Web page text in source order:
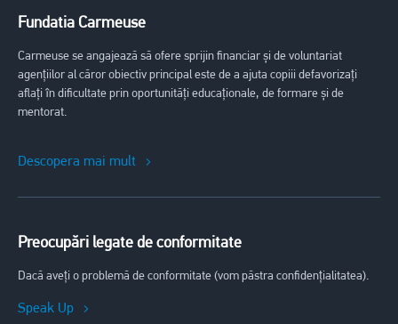
Fundatia Carmeuse
Carmeuse se angajează să ofere sprijin financiar și de voluntariat
agențiilor al căror obiectiv principal este de a ajuta copiii defavorizați
aflați în dificultate prin oportunități educaționale, de formare și de
mentorat.
Descopera mai mult
Preocupări legate de conformitate
Dacă aveți o problemă de conformitate (vom păstra confidențialitatea).
Speak Up